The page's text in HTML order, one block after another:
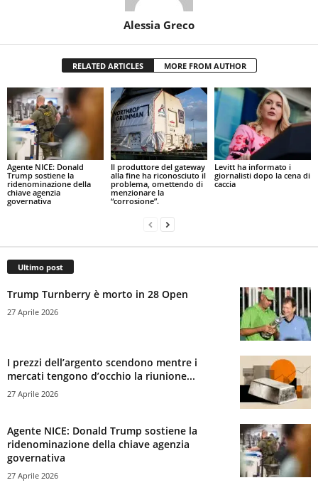
Alessia Greco
RELATED ARTICLES MORE FROM AUTHOR
Agente NICE: Donald
Trump sostiene la
ridenominazione della
chiave agenzia
governativa
Il produttore del gateway
alla fine ha riconosciuto il
problema, omettendo di
menzionare la
“corrosione”.
Levitt ha informato i
giornalisti dopo la cena di
caccia
Ultimo post
Trump Turnberry è morto in 28 Open
27 Aprile 2026
I prezzi dell’argento scendono mentre i
mercati tengono d’occhio la riunione...
27 Aprile 2026
Agente NICE: Donald Trump sostiene la
ridenominazione della chiave agenzia
governativa
27 Aprile 2026